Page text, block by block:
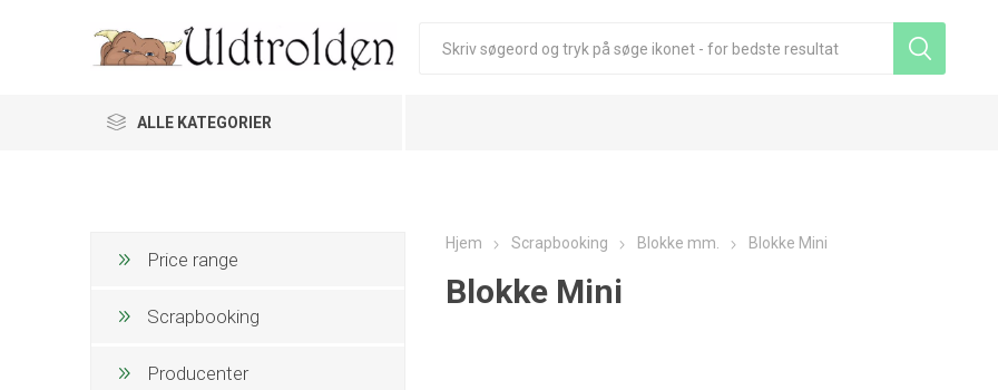
ALLE KATEGORIER
Hjem Scrapbooking Blokke mm. Blokke Mini
Blokke Mini
Price range
Scrapbooking
Producenter